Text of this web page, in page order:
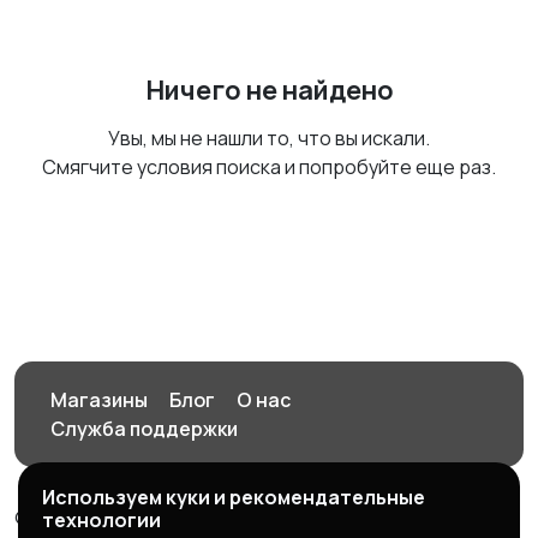
Ничего не найдено
Увы, мы не нашли то, что вы искали.
Смягчите условия поиска и попробуйте еще раз.
Магазины Блог
О нас
Служба поддержки
© 2026 Орен-АЙ - Авто | Недвижимость | Работа |
Используем куки и рекомендательные
технологии